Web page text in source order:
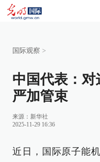
国际观察 >
中国代表：
严加管束
来源： 新华社
2025-11-29 16:36
近日，国际原子能